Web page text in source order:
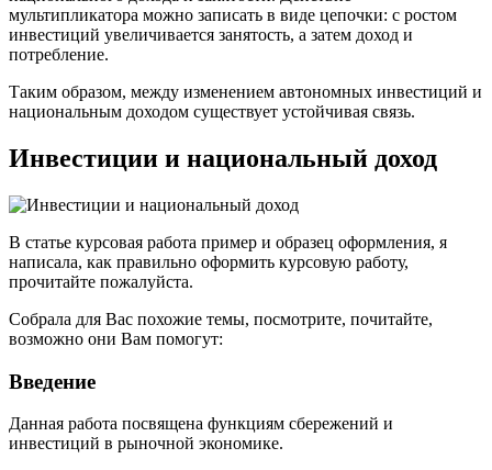
мультипликатора можно записать в виде цепочки: с ростом
инвестиций увеличивается занятость, а затем доход и
потребление.
Таким образом, между изменением автономных инвестиций и
национальным доходом существует устойчивая связь.
Инвестиции и национальный доход
В статье курсовая работа пример и образец оформления, я
написала, как правильно оформить курсовую работу,
прочитайте пожалуйста.
Собрала для Вас похожие темы, посмотрите, почитайте,
возможно они Вам помогут:
Введение
Данная работа посвящена функциям сбережений и
инвестиций в рыночной экономике.